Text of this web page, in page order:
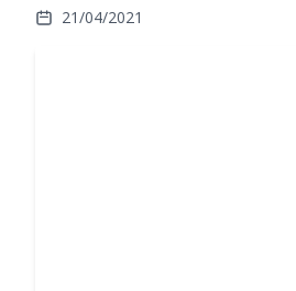
21/04/2021